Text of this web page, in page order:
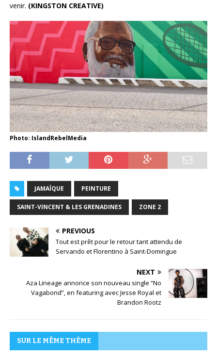
venir. (KINGSTON CREATIVE)
Photo: IslandRebelMedia
JAMAÏQUE PEINTURE
SAINT-VINCENT & LES GRENADINES ZONE 2
PREVIOUS
Tout est prêt pour le retour tant attendu de
Servando et Florentino à Saint-Domingue
NEXT
Aza Lineage annonce son nouveau single “No
Vagabond”, en featuring avec Jesse Royal et
Brandon Rootz​
SUR LE MÊME THÈME